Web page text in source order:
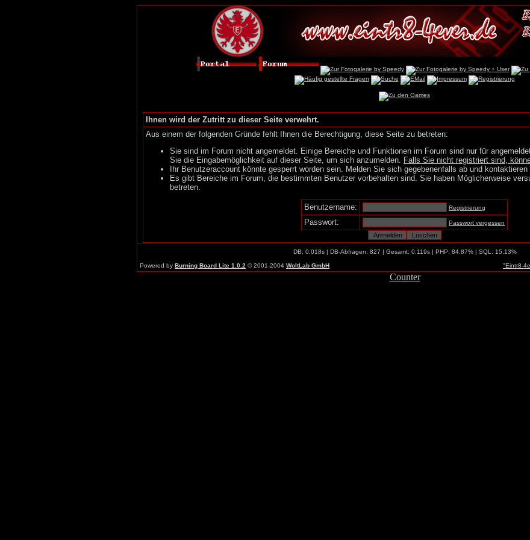
Ihnen wird der Zutritt zu dieser Seite verwehrt.
Aus einem der folgenden Gründe fehlt Ihnen die Berechtigung, diese Seite zu betreten:
Sie sind im Forum nicht angemeldet. Einige Bereiche und Funktionen im Forum sind nur für
Sie die Eingabemöglichkeit auf dieser Seite, um sich anzumelden. Falls Sie nicht registriert sind,
Ihr Benutzeraccount könnte gesperrt worden sein. Melden Sie sich gegebenenfalls ab und
Es gibt Bereiche im Forum, die bestimmten Benutzer vorbehalten sind. Sie haben Möglicherweise
betreten.
Benutzername: Registrierung
Passwort: Passwort vergessen
DB: 0.018s | DB-Abfragen: 827 | Gesamt: 0.119s | PHP: 84.87% | SQL: 15.13%
Powered by Burning Board Lite 1.0.2 © 2001-2004 WoltLab GmbH "Eintr8-
Counter